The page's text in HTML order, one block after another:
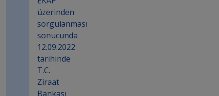
üzerinden
sorgulanması
sonucunda
12.09.2022
tarihinde
T.C.
Ziraat
Bankası